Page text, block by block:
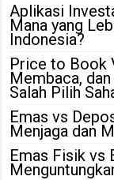
Aplikasi
Mana yang
Indonesia?
Price to Book
Membaca,
Salah Pilih
Emas vs
Menjaga dan
Emas Fisik vs